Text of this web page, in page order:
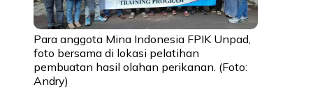
Para anggota Mina Indonesia FPIK Unpad,
foto bersama di lokasi pelatihan
pembuatan hasil olahan perikanan. (Foto:
Andry)